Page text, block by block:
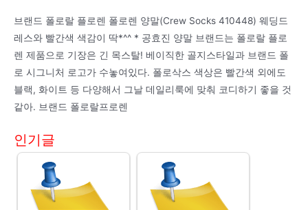
브랜드 폴로랄 플로렌 폴로렌 양말(Crew Socks 410448) 웨딩드
레스와 빨간색 색감이 딱*^^ * 공효진 양말 브랜드는 폴로랄 플로
렌 제품으로 기장은 긴 목스탈! 베이직한 골지스타일과 브랜드 폴
로 시그니처 로고가 수놓여있다. 폴로삭스 색상은 빨간색 외에도
블랙, 화이트 등 다양해서 그날 데일리룩에 맞춰 코디하기 좋을 것
같아. 브랜드 폴로랄프로렌
인기글